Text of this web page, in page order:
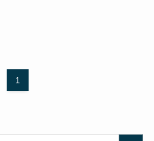
1